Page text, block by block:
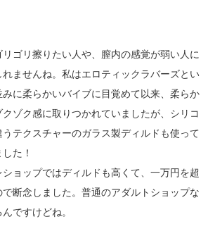
ゴリ擦りたい人や、膣内の感覚が弱い人に
れませんね。私はエロティックラバーズとい
みに柔らかいバイブに目覚めて以来、柔らか
ゾク感に取りつかれていましたが、シリコ
テクスチャーのガラス製ディルドも使って
た！
ショップではディルドも高くて、一万円を超
断念しました。普通のアダルトショップな
ですけどね。